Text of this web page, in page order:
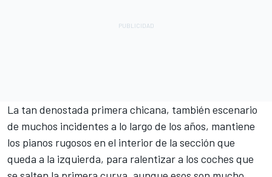
La tan denostada primera chicana, también escenario
de muchos incidentes a lo largo de los años, mantiene
los pianos rugosos en el interior de la sección que
queda a la izquierda, para ralentizar a los coches que